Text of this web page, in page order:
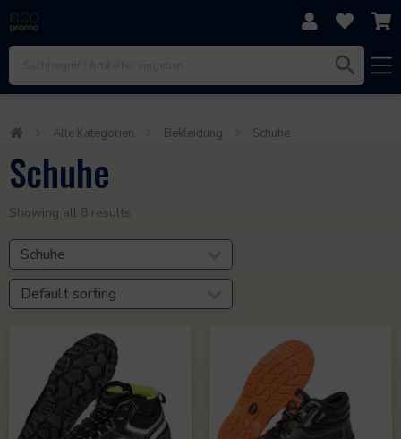
Zum Footer
Alle Kategorien Bekleidung Schuhe
Schuhe
Showing all 8 results